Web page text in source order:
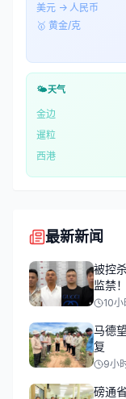
美元 → 人民币
🥇 黄金/克
🌤️天气
金边
暹粒
西港
最新新闻
被控
监禁！
10
马德
复
9小
磅通